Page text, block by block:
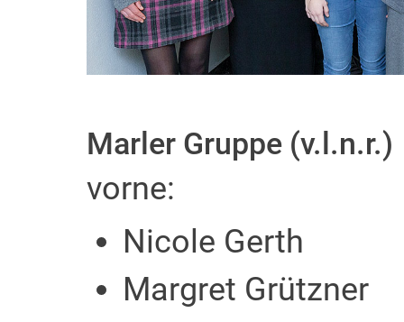
Marler Gruppe (v.l.n.r.)
vorne:
Nicole Gerth
Margret Grützner